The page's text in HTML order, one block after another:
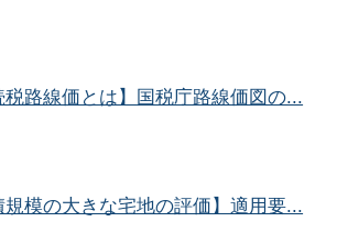
税路線価とは】国税庁路線価図の...
規模の大きな宅地の評価】適用要...